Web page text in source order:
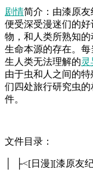
剧情简介：由漆原
便受深受漫迷们的
物，和人类所熟知
生命本源的存在。
生人类无法理解的灵
由于虫和人之间的
们四处旅行研究虫
件。
文件目录：
│ ├<[日漫][漆原友